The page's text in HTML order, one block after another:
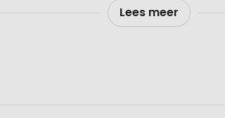
met sanitair?
je eigen safaritent met een heerlijk
zijn compleet ingericht, je slaapt op
en koelkast/vriesvak. Verder zowel
Lees meer